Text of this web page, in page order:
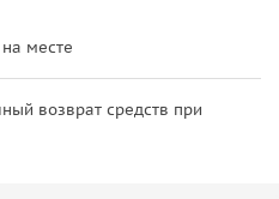
месте
возврат средств при